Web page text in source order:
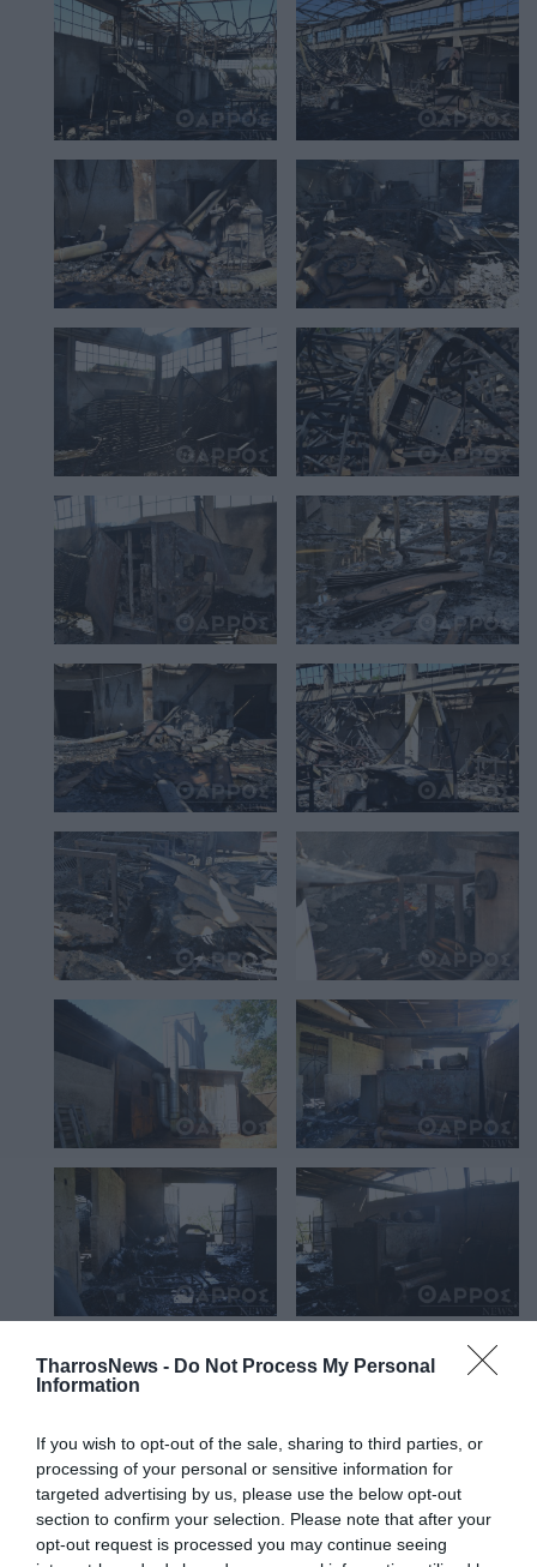
TharrosNews - Do Not Process My Personal
Information
If you wish to opt-out of the sale, sharing to third parties, or
processing of your personal or sensitive information for
targeted advertising by us, please use the below opt-out
section to confirm your selection. Please note that after your
opt-out request is processed you may continue seeing
Το αποτέλεσμα της φωτιάς ήταν η ολική καταστροφή